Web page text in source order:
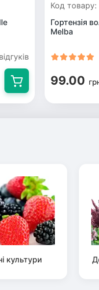
Код товару:
Гортензія
Melba
99.00
культури